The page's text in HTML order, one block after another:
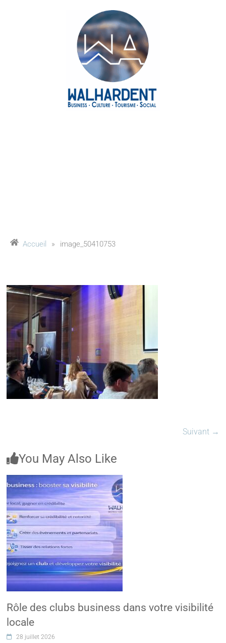
Accueil » image_50410753
Suivant →
You May Also Like
Rôle des clubs business dans votre visibilité
locale
28 juillet 2026